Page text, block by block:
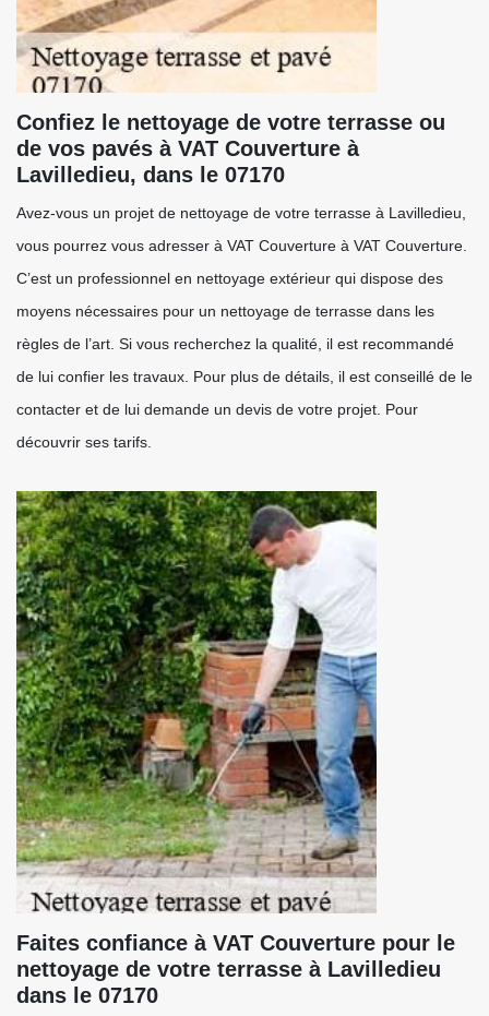
Confiez le nettoyage de votre terrasse ou
de vos pavés à VAT Couverture à
Lavilledieu, dans le 07170
Avez-vous un projet de nettoyage de votre terrasse à Lavilledieu,
vous pourrez vous adresser à VAT Couverture à VAT Couverture.
C’est un professionnel en nettoyage extérieur qui dispose des
moyens nécessaires pour un nettoyage de terrasse dans les
règles de l’art. Si vous recherchez la qualité, il est recommandé
de lui confier les travaux. Pour plus de détails, il est conseillé de le
contacter et de lui demande un devis de votre projet. Pour
découvrir ses tarifs.
Faites confiance à VAT Couverture pour le
nettoyage de votre terrasse à Lavilledieu
dans le 07170